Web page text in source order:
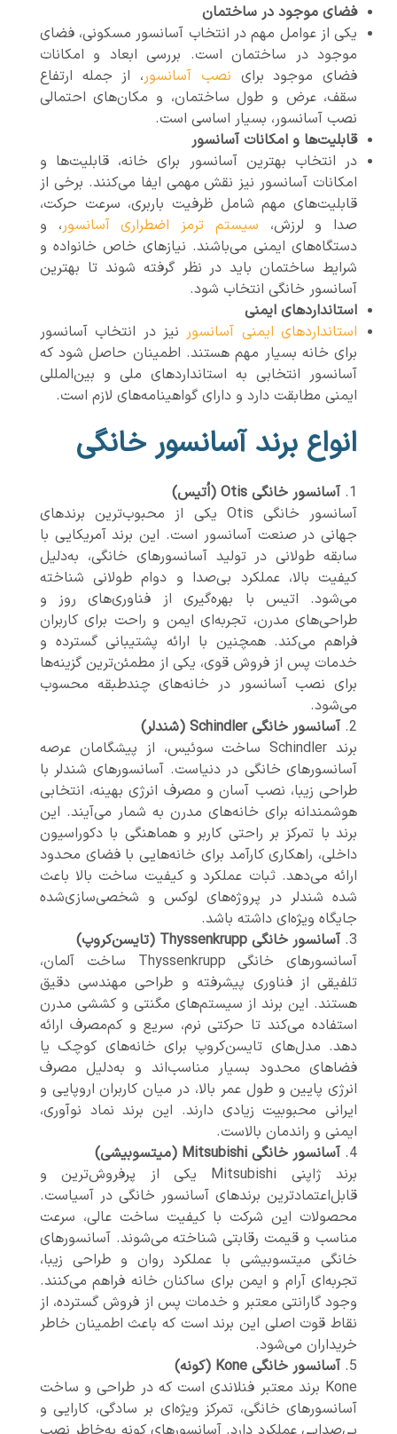
فضای موجود در ساختمان
یکی از عوامل مهم در انتخاب آسانسور مسکونی، فضای
موجود در ساختمان است. بررسی ابعاد و امکانات
فضای موجود برای نصب آسانسور، از جمله ارتفاع
سقف، عرض و طول ساختمان، و مکان‌های احتمالی
نصب آسانسور، بسیار اساسی است.
قابلیت‌ها و امکانات آسانسور
در انتخاب بهترین آسانسور برای خانه، قابلیت‌ها و
امکانات آسانسور نیز نقش مهمی ایفا می‌کنند. برخی از
قابلیت‌های مهم شامل ظرفیت باربری، سرعت حرکت،
صدا و لرزش، سیستم ترمز اضطراری آسانسور، و
دستگاه‌های ایمنی می‌باشند. نیازهای خاص خانواده و
شرایط ساختمان باید در نظر گرفته شوند تا بهترین
آسانسور خانگی انتخاب شود.
استانداردهای ایمنی
استانداردهای ایمنی آسانسور نیز در انتخاب آسانسور
برای خانه بسیار مهم هستند. اطمینان حاصل شود که
آسانسور انتخابی به استانداردهای ملی و بین‌المللی
ایمنی مطابقت دارد و دارای گواهینامه‌های لازم است.
انواع برند آسانسور خانگی
آسانسور خانگی Otis (اُتیس)
آسانسور خانگی Otis یکی از محبوب‌ترین برندهای
جهانی در صنعت آسانسور است. این برند آمریکایی با
سابقه طولانی در تولید آسانسورهای خانگی، به‌دلیل
کیفیت بالا، عملکرد بی‌صدا و دوام طولانی شناخته
می‌شود. اتیس با بهره‌گیری از فناوری‌های روز و
طراحی‌های مدرن، تجربه‌ای ایمن و راحت برای کاربران
فراهم می‌کند. همچنین با ارائه پشتیبانی گسترده و
خدمات پس از فروش قوی، یکی از مطمئن‌ترین گزینه‌ها
برای نصب آسانسور در خانه‌های چندطبقه محسوب
می‌شود.
آسانسور خانگی Schindler (شندلر)
برند Schindler ساخت سوئیس، از پیشگامان عرصه
آسانسورهای خانگی در دنیاست. آسانسورهای شندلر با
طراحی زیبا، نصب آسان و مصرف انرژی بهینه، انتخابی
هوشمندانه برای خانه‌های مدرن به شمار می‌آیند. این
برند با تمرکز بر راحتی کاربر و هماهنگی با دکوراسیون
داخلی، راهکاری کارآمد برای خانه‌هایی با فضای محدود
ارائه می‌دهد. ثبات عملکرد و کیفیت ساخت بالا باعث
شده شندلر در پروژه‌های لوکس و شخصی‌سازی‌شده
جایگاه ویژه‌ای داشته باشد.
آسانسور خانگی Thyssenkrupp (تایسن‌کروپ)
آسانسورهای خانگی Thyssenkrupp ساخت آلمان،
تلفیقی از فناوری پیشرفته و طراحی مهندسی دقیق
هستند. این برند از سیستم‌های مگنتی و کششی مدرن
استفاده می‌کند تا حرکتی نرم، سریع و کم‌مصرف ارائه
دهد. مدل‌های تایسن‌کروپ برای خانه‌های کوچک یا
فضاهای محدود بسیار مناسب‌اند و به‌دلیل مصرف
انرژی پایین و طول عمر بالا، در میان کاربران اروپایی و
ایرانی محبوبیت زیادی دارند. این برند نماد نوآوری،
ایمنی و راندمان بالاست.
آسانسور خانگی Mitsubishi (میتسوبیشی)
برند ژاپنی Mitsubishi یکی از پرفروش‌ترین و
قابل‌اعتمادترین برندهای آسانسور خانگی در آسیاست.
محصولات این شرکت با کیفیت ساخت عالی، سرعت
مناسب و قیمت رقابتی شناخته می‌شوند. آسانسورهای
خانگی میتسوبیشی با عملکرد روان و طراحی زیبا،
تجربه‌ای آرام و ایمن برای ساکنان خانه فراهم می‌کنند.
وجود گارانتی معتبر و خدمات پس از فروش گسترده، از
نقاط قوت اصلی این برند است که باعث اطمینان خاطر
خریداران می‌شود.
آسانسور خانگی Kone (کونه)
Kone برند معتبر فنلاندی است که در طراحی و ساخت
آسانسورهای خانگی، تمرکز ویژه‌ای بر سادگی، کارایی و